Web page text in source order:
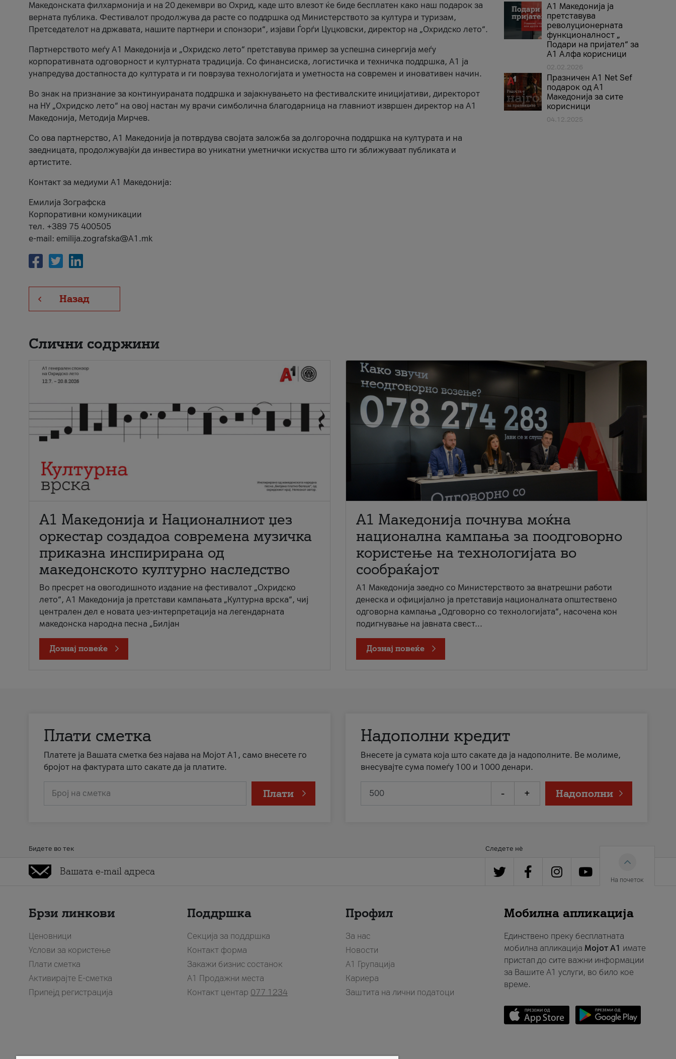
Македонската филхармонија и на 20 декември во Охрид, каде што влезот ќе биде бесплатен како наш подарок за
верната публика. Фестивалот продолжува да расте со поддршка од Министерството за култура и туризам,
Претседателот на државата, нашите партнери и спонзори“, изјави Ѓорѓи Цуцковски, директор на „Охридско лето“.
Партнерството меѓу A1 Македонија и „Охридско лето“ претставува пример за успешна синергија меѓу
корпоративната одговорност и културната традиција. Со финансиска, логистичка и техничка поддршка, A1 ја
унапредува достапноста до културата и ги поврзува технологијата и уметноста на современ и иновативен начин.
Во знак на признание за континуираната поддршка и зајакнувањето на фестивалските иницијативи, директорот
на НУ „Охридско лето“ на овој настан му врачи симболична благодарница на главниот извршен директор на A1
Македонија, Методија Мирчев.
Со ова партнерство, A1 Македонија ја потврдува својата заложба за долгорочна поддршка на културата и на
заедницата, продолжувајќи да инвестира во уникатни уметнички искуства што ги зближуваат публиката и
артистите.
Контакт за медиуми А1 Македонија:
Емилија Зографска
Корпоративни комуникации
тел. +389 75 400505
e-mail: emilija.zografska@A1.mk
Назад
А1 Македонија ја
претставува
револуционерната
функционалност „
Подари на пријател“ за
А1 Алфа корисници
02.02.2026
Празничен A1 Net Sеf
подарок од А1
Македонија за сите
корисници
04.12.2025
Слични содржини
А1 Македонија и Националниот џез
оркестар создадоа современа музичка
приказна инспирирана од
македонското културно наследство
Во пресрет на овогодишното издание на фестивалот „Охридско
лето“, А1 Македонија ја претстави кампањата „Културна врска“, чиј
централен дел е новата џез-интерпретација на легендарната
македонска народна песна „Билјан
Дознај повеќе
A1 Македонија почнува моќна
национална кампања за поодговорно
користење на технологијата во
сообраќајот
A1 Македонија заедно со Министерството за внатрешни работи
денеска и официјално ја претставија националната општествено
одговорна кампања „Одговорно со технологијата“, насочена кон
подигнување на јавната свест...
Дознај повеќе
Плати сметка
Платете ја Вашата сметка без најава на Мојот А1, само внесете го
бројот на фактурата што сакате да ја платите.
Број на сметка Плати
Надополни кредит
Внесете ја сумата која што сакате да ја надополните. Ве молиме,
внесувајте сума помеѓу 100 и 1000 денари.
- + Надополни
Бидете во тек Следете нè
На почеток
Брзи линкови
Ценовници
Услови за користење
Плати сметка
Активирајте Е-сметка
Припејд регистрација
Поддршка
Секција за поддршка
Контакт форма
Закажи бизнис состанок
A1 Продажни места
Контакт центар 077 1234
Профил
За нас
Новости
А1 Групација
Кариера
Заштита на лични податоци
Мобилна апликација
Единствено преку бесплатната
мобилна апликација Мојот A1 имате
пристап до сите важни информации
за Вашите A1 услуги, во било кое
време.